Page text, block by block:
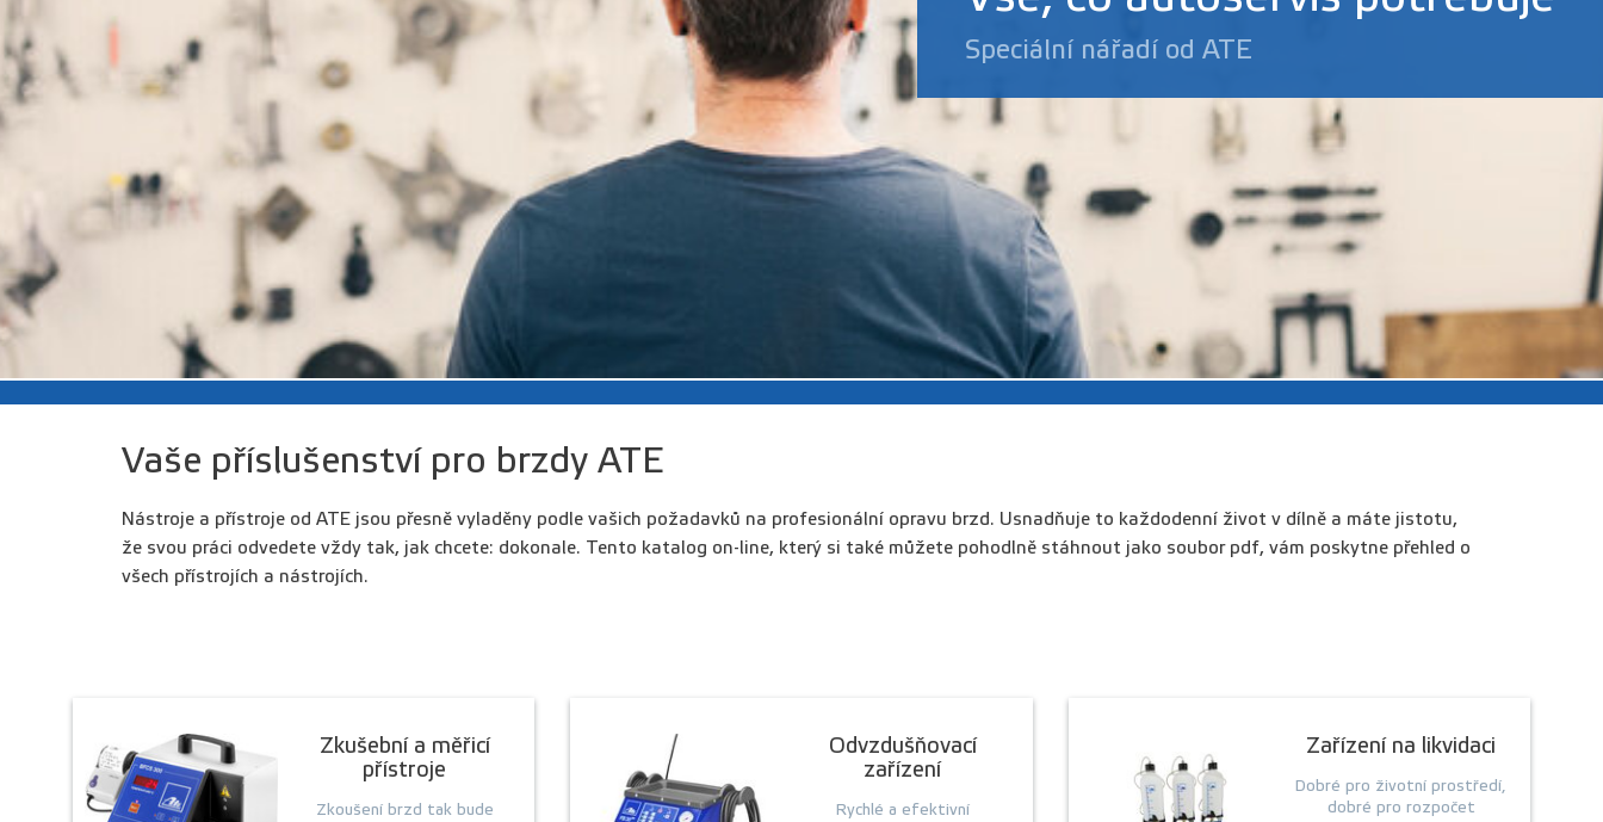
Speciální nářadí od ATE
Vaše příslušenství pro brzdy ATE
Nástroje a přístroje od ATE jsou přesně vyladěny podle vašich požadavků na profesionální opravu brzd. Usnadňuje to každodenní život v dílně a máte jistotu,
že svou práci odvedete vždy tak, jak chcete: dokonale. Tento katalog on-line, který si také můžete pohodlně stáhnout jako soubor pdf, vám poskytne přehled o
všech přístrojích a nástrojích.
Zkušební a měřicí
přístroje
Zkoušení brzd tak bude
Odvzdušňovací
zařízení
Rychlé a efektivní
Zařízení na likvidaci
Dobré pro životní prostředí,
dobré pro rozpočet